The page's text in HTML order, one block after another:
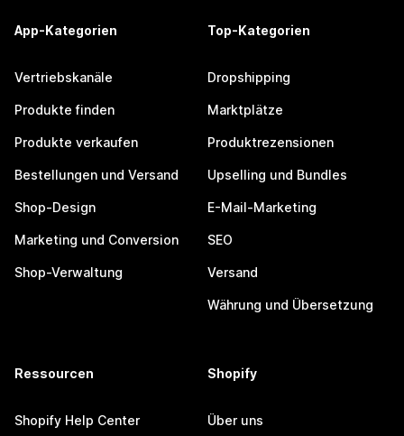
App-Kategorien
Vertriebskanäle
Produkte finden
Produkte verkaufen
Bestellungen und Versand
Shop-Design
Marketing und Conversion
Shop-Verwaltung
Top-Kategorien
Dropshipping
Marktplätze
Produktrezensionen
Upselling und Bundles
E-Mail-Marketing
SEO
Versand
Währung und Übersetzung
Ressourcen
Shopify Help Center
Shopify
Über uns